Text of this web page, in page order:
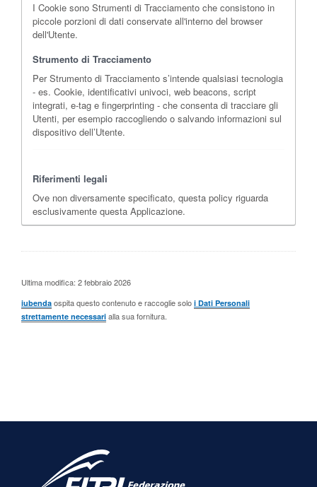
I Cookie sono Strumenti di Tracciamento che consistono in
piccole porzioni di dati conservate all'interno del browser
dell'Utente.
Strumento di Tracciamento
Per Strumento di Tracciamento s’intende qualsiasi tecnologia
- es. Cookie, identificativi univoci, web beacons, script
integrati, e-tag e fingerprinting - che consenta di tracciare gli
Utenti, per esempio raccogliendo o salvando informazioni sul
dispositivo dell’Utente.
Riferimenti legali
Ove non diversamente specificato, questa policy riguarda
esclusivamente questa Applicazione.
Ultima modifica: 2 febbraio 2026
iubenda ospita questo contenuto e raccoglie solo i Dati Personali
strettamente necessari alla sua fornitura.